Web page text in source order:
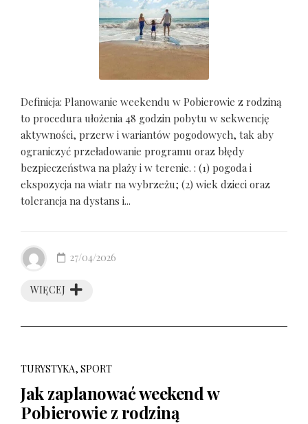
Definicja: Planowanie weekendu w Pobierowie z rodziną
to procedura ułożenia 48 godzin pobytu w sekwencję
aktywności, przerw i wariantów pogodowych, tak aby
ograniczyć przeładowanie programu oraz błędy
bezpieczeństwa na plaży i w terenie. : (1) pogoda i
ekspozycja na wiatr na wybrzeżu; (2) wiek dzieci oraz
tolerancja na dystans i...
WIĘCEJ
27/04/2026
TURYSTYKA, SPORT
Jak zaplanować weekend w
Pobierowie z rodziną